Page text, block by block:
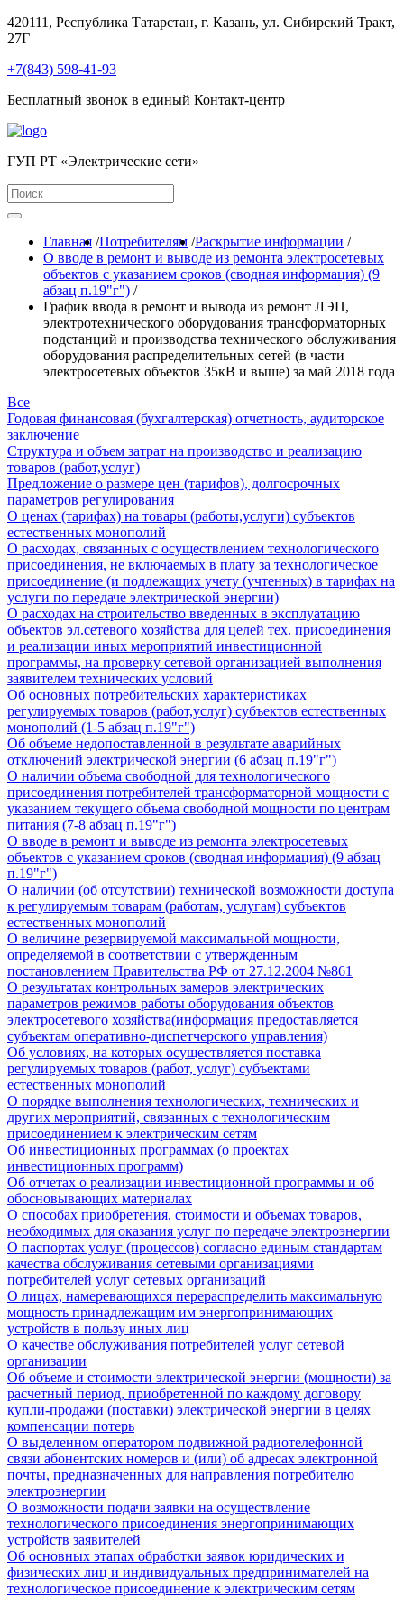
420111, Республика Татарстан, г. Казань, ул. Сибирский Тракт,
27Г
+7(843) 598-41-93
Бесплатный звонок в единый Контакт-центр
ГУП РТ «Электрические сети»
Главная /Потребителям /Раскрытие информации /
О вводе в ремонт и выводе из ремонта электросетевых
объектов с указанием сроков (сводная информация) (9
абзац п.19"г") /
График ввода в ремонт и вывода из ремонт ЛЭП,
электротехнического оборудования трансформаторных
подстанций и производства технического обслуживания
оборудования распределительных сетей (в части
электросетевых объектов 35кВ и выше) за май 2018 года
Все
Годовая финансовая (бухгалтерская) отчетность, аудиторское
заключение
Структура и объем затрат на производство и реализацию
товаров (работ,услуг)
Предложение о размере цен (тарифов), долгосрочных
параметров регулирования
О ценах (тарифах) на товары (работы,услуги) субъектов
естественных монополий
О расходах, связанных с осуществлением технологического
присоединения, не включаемых в плату за технологическое
присоединение (и подлежащих учету (учтенных) в тарифах на
услуги по передаче электрической энергии)
О расходах на строительство введенных в эксплуатацию
объектов эл.сетевого хозяйства для целей тех. присоединения
и реализации иных мероприятий инвестиционной
программы, на проверку сетевой организацией выполнения
заявителем технических условий
Об основных потребительских характеристиках
регулируемых товаров (работ,услуг) субъектов естественных
монополий (1-5 абзац п.19"г")
Об объеме недопоставленной в результате аварийных
отключений электрической энергии (6 абзац п.19"г")
О наличии объема свободной для технологического
присоединения потребителей трансформаторной мощности с
указанием текущего объема свободной мощности по центрам
питания (7-8 абзац п.19"г")
О вводе в ремонт и выводе из ремонта электросетевых
объектов с указанием сроков (сводная информация) (9 абзац
п.19"г")
О наличии (об отсутствии) технической возможности доступа
к регулируемым товарам (работам, услугам) субъектов
естественных монополий
О величине резервируемой максимальной мощности,
определяемой в соответствии с утвержденным
постановлением Правительства РФ от 27.12.2004 №861
О результатах контрольных замеров электрических
параметров режимов работы оборудования объектов
электросетевого хозяйства(информация предоставляется
субъектам оперативно-диспетчерского управления)
Об условиях, на которых осуществляется поставка
регулируемых товаров (работ, услуг) субъектами
естественных монополий
О порядке выполнения технологических, технических и
других мероприятий, связанных с технологическим
присоединением к электрическим сетям
Об инвестиционных программах (о проектах
инвестиционных программ)
Об отчетах о реализации инвестиционной программы и об
обосновывающих материалах
О способах приобретения, стоимости и объемах товаров,
необходимых для оказания услуг по передаче электроэнергии
О паспортах услуг (процессов) согласно единым стандартам
качества обслуживания сетевыми организациями
потребителей услуг сетевых организаций
О лицах, намеревающихся перераспределить максимальную
мощность принадлежащим им энергопринимающих
устройств в пользу иных лиц
О качестве обслуживания потребителей услуг сетевой
организации
Об объеме и стоимости электрической энергии (мощности) за
расчетный период, приобретенной по каждому договору
купли-продажи (поставки) электрической энергии в целях
компенсации потерь
О выделенном оператором подвижной радиотелефонной
связи абонентских номеров и (или) об адресах электронной
почты, предназначенных для направления потребителю
электроэнергии
О возможности подачи заявки на осуществление
технологического присоединения энергопринимающих
устройств заявителей
Об основных этапах обработки заявок юридических и
физических лиц и индивидуальных предпринимателей на
технологическое присоединение к электрическим сетям